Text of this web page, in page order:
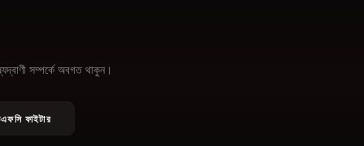
সম্পর্কে অবগত থাকুন।
ফাইটার